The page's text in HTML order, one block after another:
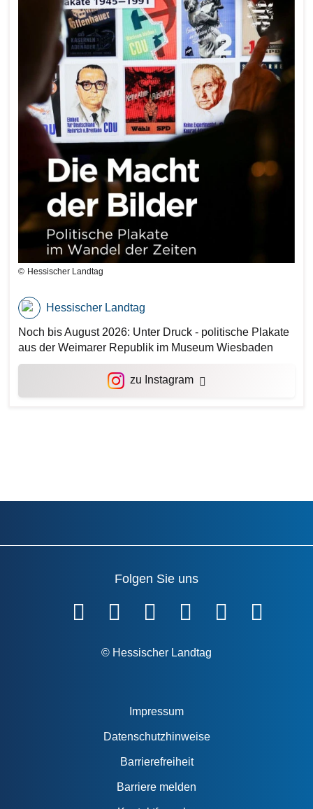
Hessischer Landtag
Hessischer Landtag
Noch bis August 2026: Unter Druck - politische Plakate
aus der Weimarer Republik im Museum Wiesbaden
Bilddateizu Instagram
Folgen Sie uns
© Hessischer Landtag
Impressum
Datenschutzhinweise
Barrierefreiheit
Barriere melden